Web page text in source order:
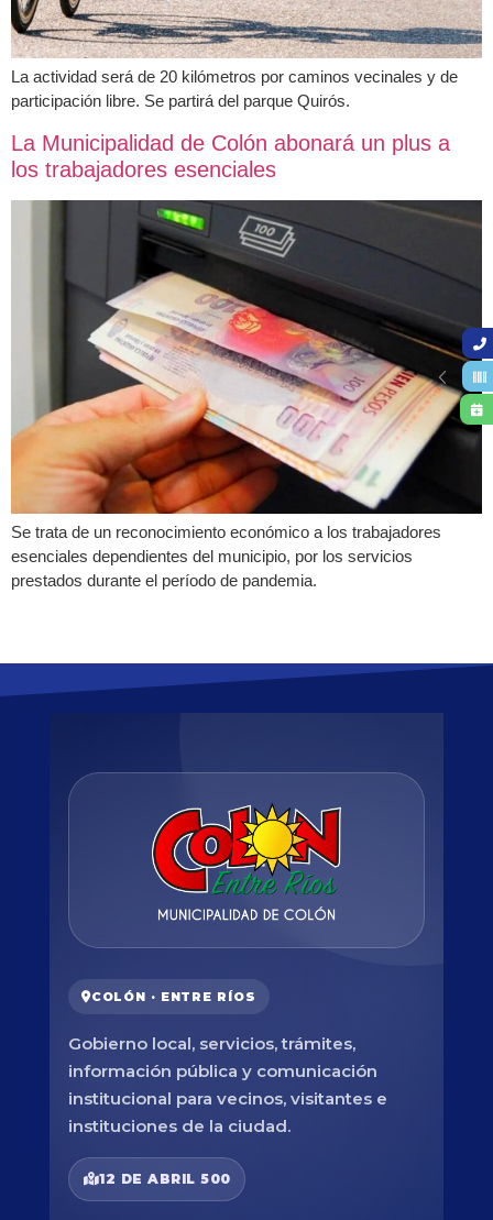
La actividad será de 20 kilómetros por caminos vecinales y de
participación libre. Se partirá del parque Quirós.
La Municipalidad de Colón abonará un plus a
los trabajadores esenciales
Se trata de un reconocimiento económico a los trabajadores
esenciales dependientes del municipio, por los servicios
prestados durante el período de pandemia.
COLÓN · ENTRE RÍOS
Gobierno local, servicios, trámites,
información pública y comunicación
institucional para vecinos, visitantes e
instituciones de la ciudad.
12 DE ABRIL 500